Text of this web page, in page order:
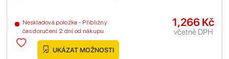
Neskladová položka - Přibližný
čas doručení 2 dní od nákupu
1,266 Kč
včetně DPH
UKÁZAT MOŽNOSTI